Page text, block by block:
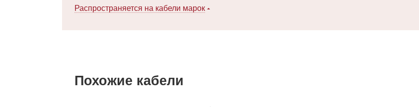
Распространяется на кабели марок
Похожие кабели